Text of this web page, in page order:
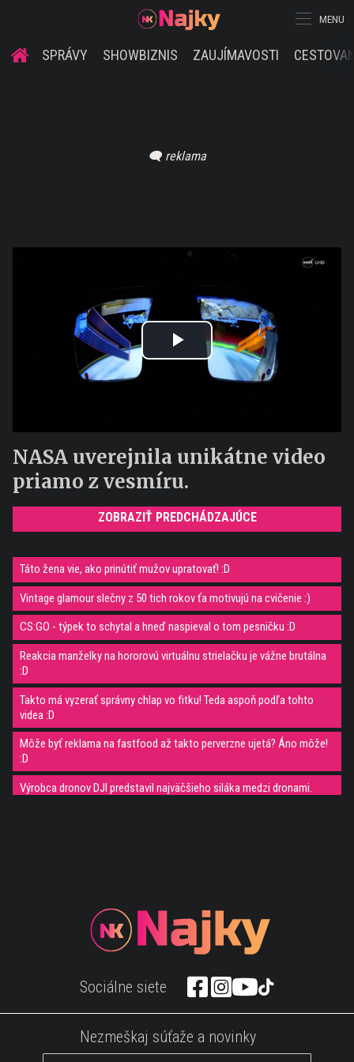
MENU
SPRÁVY SHOWBIZNIS ZAUJÍMAVOSTI
Play
NASA uverejnila unikátne video
priamo z vesmíru.
ZOBRAZIŤ PREDCHÁDZAJÚCE
Táto žena vie, ako prinútiť mužov upratovať! :D
Vintage glamour slečny z 50 tich rokov ťa motivujú na cvičenie :)
CS:GO - týpek to schytal a hneď naspieval o tom pesničku :D
Reakcia manželky na hororovú virtuálnu strielačku je vážne brutálna
:D
Takto má vyzerať správny chlap vo fitku! Teda aspoň podľa tohto
videa :D
Môže byť reklama na fastfood až takto perverzne ujetá? Áno môže!
:D
Výrobca dronov DJI predstavil najväčšieho siláka medzi dronami.
Neuveriteľný zákrok trénera gymnastiky...lajk a boss;)
Takto vyzerajú hrdinovia z Ruskeho "Xman" ;))
Sociálne siete
Nezmeškaj súťaže a novinky